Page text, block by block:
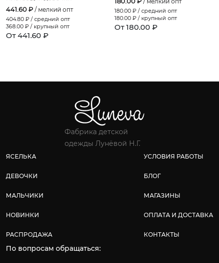
441.60 ₽ / мелкий опт
404.80 ₽ / средний опт
368.00 ₽ / крупный опт
От 441.60 ₽
180.00 ₽ / средний опт
180.00 ₽ / крупный опт
От 180.00 ₽
Фабрика детской
одежды Лунёвой Н.Г.
ЯСЕЛЬКА
ДЕВОЧКИ
МАЛЬЧИКИ
НОВИНКИ
РАСПРОДАЖА
УСЛОВИЯ РАБОТЫ
БЛОГ
МАГАЗИНЫ
ОПЛАТА И ДОСТАВКА
КОНТАКТЫ
По вопросам обращаться: